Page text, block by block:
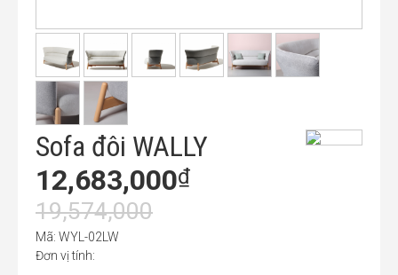
Sofa đôi WALLY
12,683,000₫
19,574,000
Mã: WYL-02LW
Đơn vị tính: